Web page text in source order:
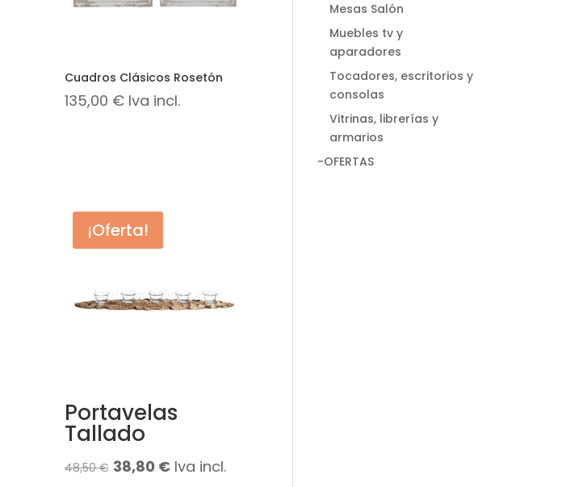
Cuadros Clásicos Rosetón
135,00 € Iva incl.
¡Oferta!
Portavelas
Tallado
48,50€ El
38,80 €ElIva incl.
Mesas Salón
Muebles tv y
aparadores
Tocadores, escritorios y
consolas
Vitrinas, librerías y
armarios
-OFERTAS